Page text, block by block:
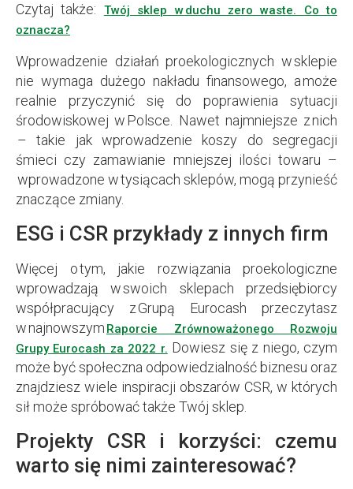
Czytaj także: Twój sklep w duchu zero waste. Co to
oznacza?
Wprowadzenie działań proekologicznych w sklepie
nie wymaga dużego nakładu finansowego, a może
realnie przyczynić się do poprawienia sytuacji
środowiskowej w Polsce. Nawet najmniejsze z nich
– takie jak wprowadzenie koszy do segregacji
śmieci czy zamawianie mniejszej ilości towaru –
wprowadzone w tysiącach sklepów, mogą przynieść
znaczące zmiany.
ESG i CSR przykłady z innych firm
Więcej o tym, jakie rozwiązania proekologiczne
wprowadzają w swoich sklepach przedsiębiorcy
współpracujący z Grupą Eurocash przeczytasz
w najnowszym Raporcie Zrównoważonego Rozwoju
Grupy Eurocash za 2022 r. Dowiesz się z niego, czym
może być społeczna odpowiedzialność biznesu oraz
znajdziesz wiele inspiracji obszarów CSR, w których
sił może spróbować także Twój sklep.
Projekty CSR i korzyści: czemu
warto się nimi zainteresować?